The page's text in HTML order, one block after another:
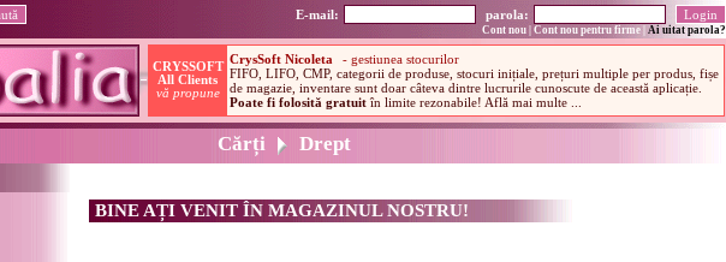
E-mail: parola:
Cont nou Cont nou pentru firme Ai uitat parola?
Cărți Drept
BINE AȚI VENIT ÎN MAGAZINUL NOSTRU!